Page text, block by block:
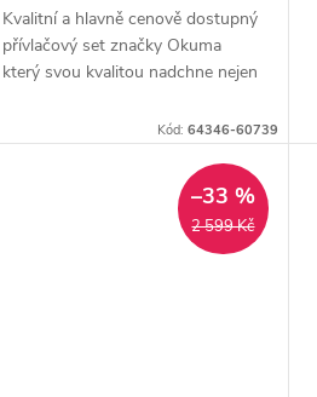
Kvalitní a hlavně cenově dostupný
přívlačový set značky Okuma
který svou kvalitou nadchne nejen
Kód: 64346-60739
2 599 Kč
–33 %